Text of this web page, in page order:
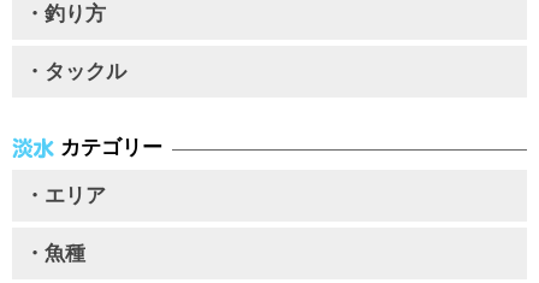
・釣り方
・タックル
カテゴリー
・エリア
・魚種